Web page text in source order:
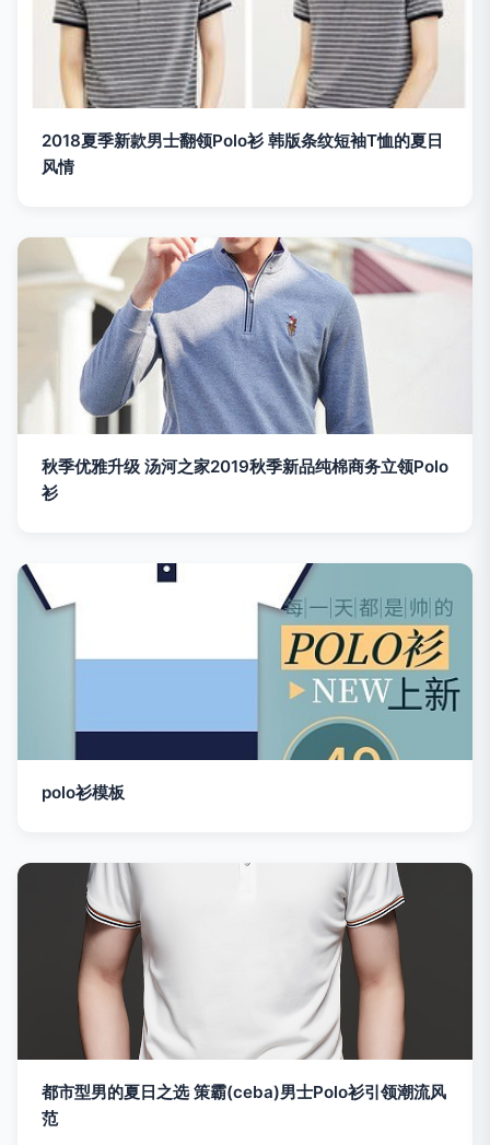
2018夏季新款男士翻领Polo衫 韩版条纹短袖T恤的夏日
风情
秋季优雅升级 汤河之家2019秋季新品纯棉商务立领Polo
衫
polo衫模板
都市型男的夏日之选 策霸(ceba)男士Polo衫引领潮流风
范